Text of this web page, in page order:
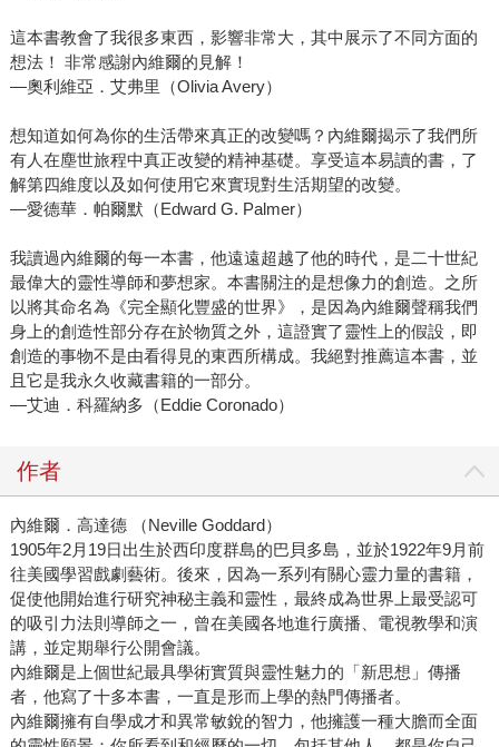
這本書教會了我很多東西，影響非常大，其中展示了不同方面的
想法！ 非常感謝內維爾的見解！
—奧利維亞．艾弗里（Olivia Avery）
想知道如何為你的生活帶來真正的改變嗎？內維爾揭示了我們所
有人在塵世旅程中真正改變的精神基礎。享受這本易讀的書，了
解第四維度以及如何使用它來實現對生活期望的改變。
—愛德華．帕爾默（Edward G. Palmer）
我讀過內維爾的每一本書，他遠遠超越了他的時代，是二十世紀
最偉大的靈性導師和夢想家。本書關注的是想像力的創造。之所
以將其命名為《完全顯化豐盛的世界》，是因為內維爾聲稱我們
身上的創造性部分存在於物質之外，這證實了靈性上的假設，即
創造的事物不是由看得見的東西所構成。我絕對推薦這本書，並
且它是我永久收藏書籍的一部分。
—艾迪．科羅納多（Eddie Coronado）
作者
內維爾．高達德 （Neville Goddard）
1905年2月19日出生於西印度群島的巴貝多島，並於1922年9月前
往美國學習戲劇藝術。後來，因為一系列有關心靈力量的書籍，
促使他開始進行研究神秘主義和靈性，最終成為世界上最受認可
的吸引力法則導師之一，曾在美國各地進行廣播、電視教學和演
講，並定期舉行公開會議。
內維爾是上個世紀最具學術實質與靈性魅力的「新思想」傳播
者，他寫了十多本書，一直是形而上學的熱門傳播者。
內維爾擁有自學成才和異常敏銳的智力，他擁護一種大膽而全面